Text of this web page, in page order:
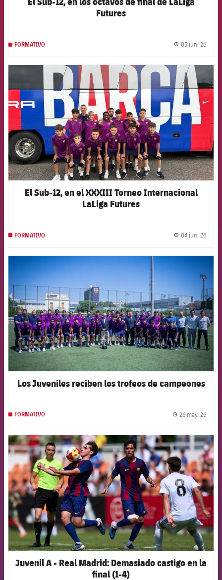
Futures
FORMATIVO 05 jun. 26
FCB Barcelona badge
El Sub-12, en el XXXIII Torneo Internacional
LaLiga Futures
FORMATIVO 04 jun. 26
FCB Barcelona badge
Los Juveniles reciben los trofeos de campeones
FORMATIVO 26 may. 26
FCB Barcelona badge
Juvenil A - Real Madrid: Demasiado castigo en la
final (1-4)